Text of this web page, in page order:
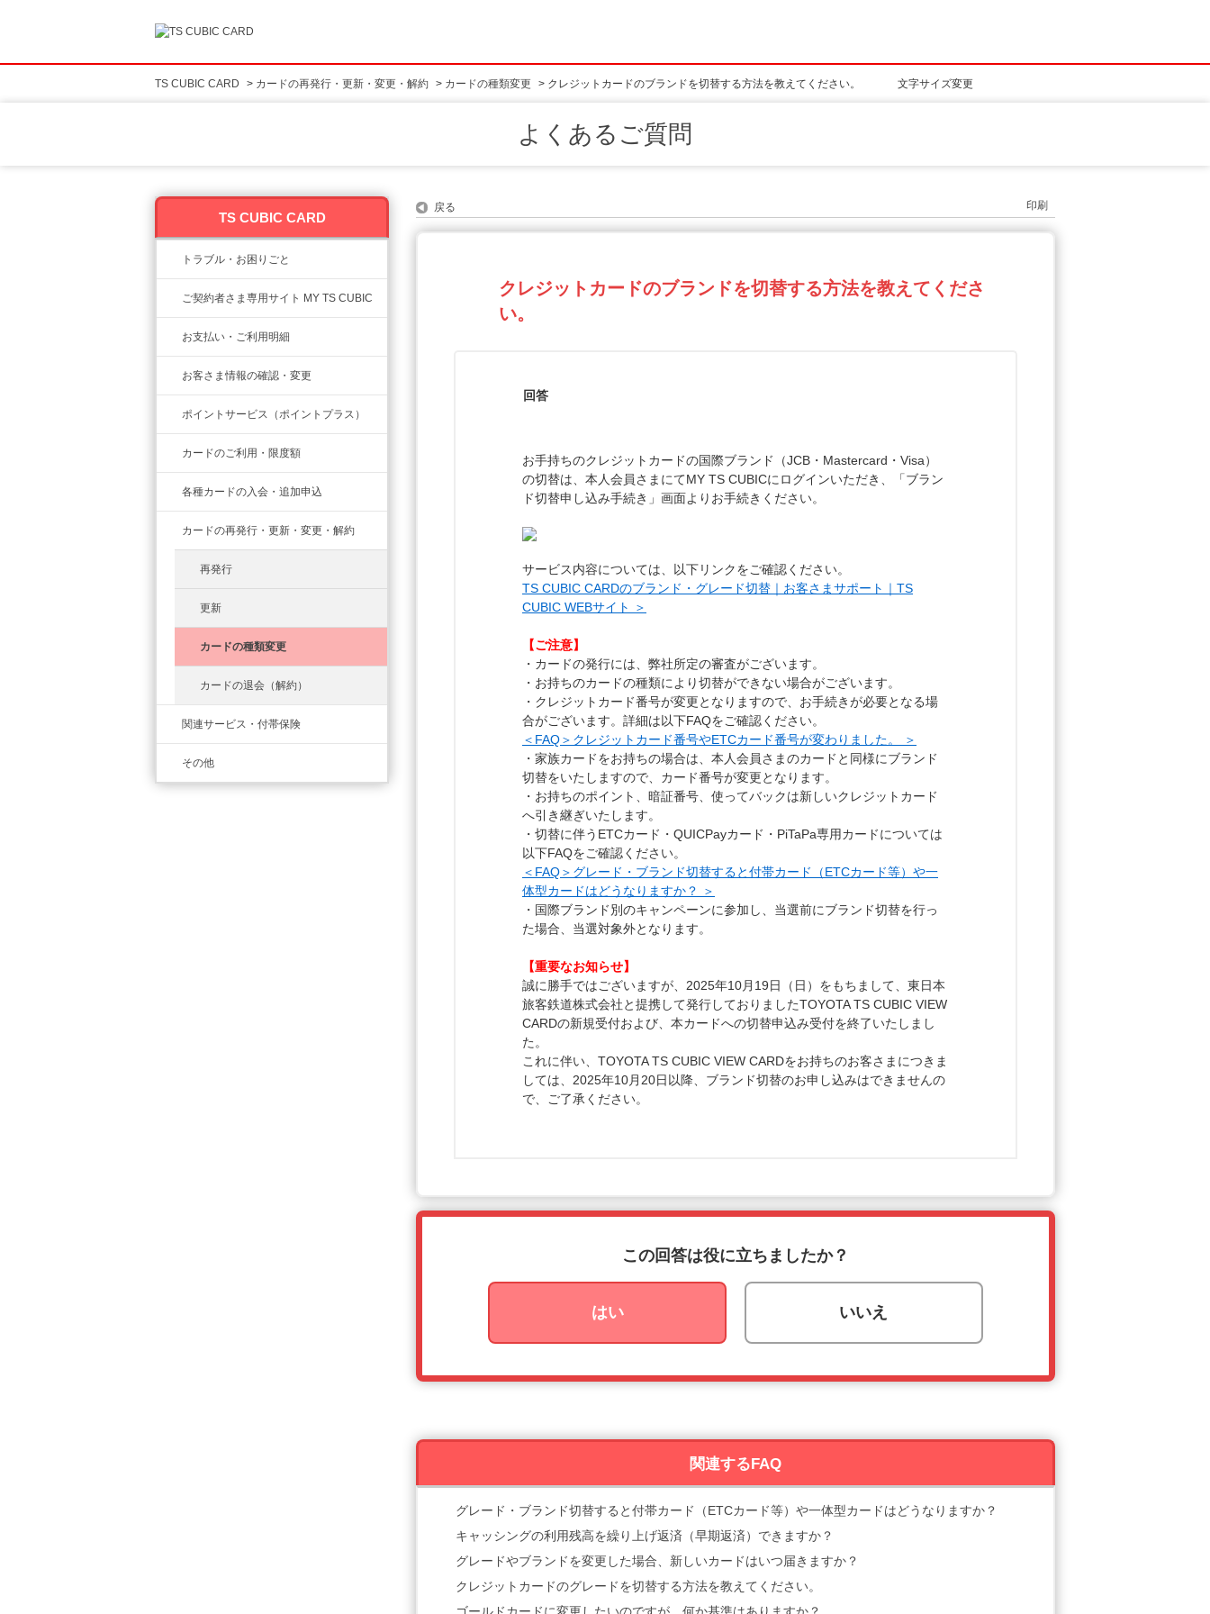
文字サイズ変更
TS CUBIC CARD > カードの再発行・更新・変更・解約 > カードの種類変更 > クレジットカードのブランドを切替する方法を教えてください。
TS CUBIC CARD
トラブル・お困りごと
ご契約者さま専用サイト MY TS CUBIC
お支払い・ご利用明細
お客さま情報の確認・変更
ポイントサービス（ポイントプラス）
カードのご利用・限度額
各種カードの入会・追加申込
カードの再発行・更新・変更・解約
再発行
更新
カードの種類変更
カードの退会（解約）
関連サービス・付帯保険
その他
よくあるご質問
戻る 印刷
クレジットカードのブランドを切替する方法を教えてくださ
い。
回答
お手持ちのクレジットカードの国際ブランド（JCB・Mastercard・Visa）
の切替は、本人会員さまにてMY TS CUBICにログインいただき、「ブラン
ド切替申し込み手続き」画面よりお手続きください。
サービス内容については、以下リンクをご確認ください。
TS CUBIC CARDのブランド・グレード切替｜お客さまサポート｜TS
CUBIC WEBサイト ＞
【ご注意】
・カードの発行には、弊社所定の審査がございます。
・お持ちのカードの種類により切替ができない場合がございます。
・クレジットカード番号が変更となりますので、お手続きが必要となる場
合がございます。詳細は以下FAQをご確認ください。
＜FAQ＞クレジットカード番号やETCカード番号が変わりました。 ＞
・家族カードをお持ちの場合は、本人会員さまのカードと同様にブランド
切替をいたしますので、カード番号が変更となります。
・お持ちのポイント、暗証番号、使ってバックは新しいクレジットカード
へ引き継ぎいたします。
・切替に伴うETCカード・QUICPayカード・PiTaPa専用カードについては
以下FAQをご確認ください。
＜FAQ＞グレード・ブランド切替すると付帯カード（ETCカード等）や一
体型カードはどうなりますか？ ＞
・国際ブランド別のキャンペーンに参加し、当選前にブランド切替を行っ
た場合、当選対象外となります。
【重要なお知らせ】
誠に勝手ではございますが、2025年10月19日（日）をもちまして、東日本
旅客鉄道株式会社と提携して発行しておりましたTOYOTA TS CUBIC VIEW
CARDの新規受付および、本カードへの切替申込み受付を終了いたしまし
た。
これに伴い、TOYOTA TS CUBIC VIEW CARDをお持ちのお客さまにつきま
しては、2025年10月20日以降、ブランド切替のお申し込みはできませんの
で、ご了承ください。
この回答は役に立ちましたか？
はい いいえ
関連するFAQ
グレード・ブランド切替すると付帯カード（ETCカード等）や一体型カードはどうなりますか？
キャッシングの利用残高を繰り上げ返済（早期返済）できますか？
グレードやブランドを変更した場合、新しいカードはいつ届きますか？
クレジットカードのグレードを切替する方法を教えてください。